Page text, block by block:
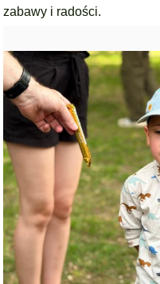
zabawy i radości.